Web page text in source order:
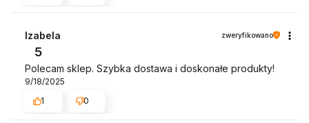
Izabela zweryfikowano
5
Polecam sklep. Szybka dostawa i doskonałe produkty!
9/18/2025
1
0